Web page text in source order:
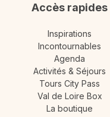
Accès rapides
Inspirations
Incontournables
Agenda
Activités & Séjours
Tours City Pass
Val de Loire Box
La boutique